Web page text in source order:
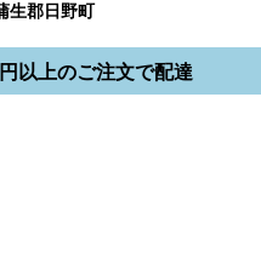
生郡日野町
以上のご注文で配達